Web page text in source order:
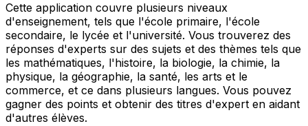
Cette application couvre plusieurs niveaux
d'enseignement, tels que l'école primaire, l'école
secondaire, le lycée et l'université. Vous trouverez des
réponses d'experts sur des sujets et des thèmes tels que
les mathématiques, l'histoire, la biologie, la chimie, la
physique, la géographie, la santé, les arts et le
commerce, et ce dans plusieurs langues. Vous pouvez
gagner des points et obtenir des titres d'expert en aidant
d'autres élèves.